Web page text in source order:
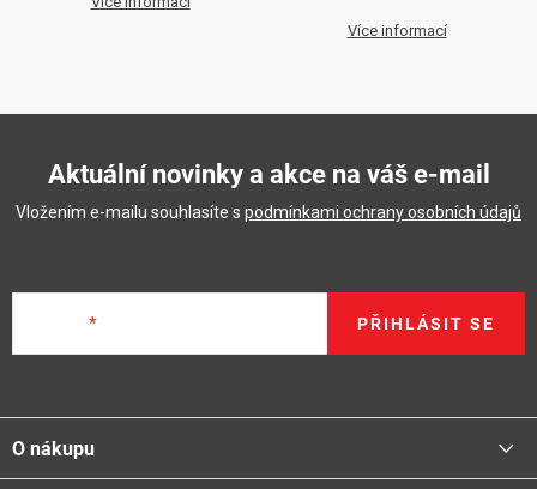
Více informací
Aktuální novinky a akce na váš e-mail
Vložením e-mailu souhlasíte s podmínkami ochrany osobních údajů
PŘIHLÁSIT SE
á
pO nákupu